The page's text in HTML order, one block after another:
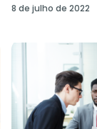
8 de julho de 2022